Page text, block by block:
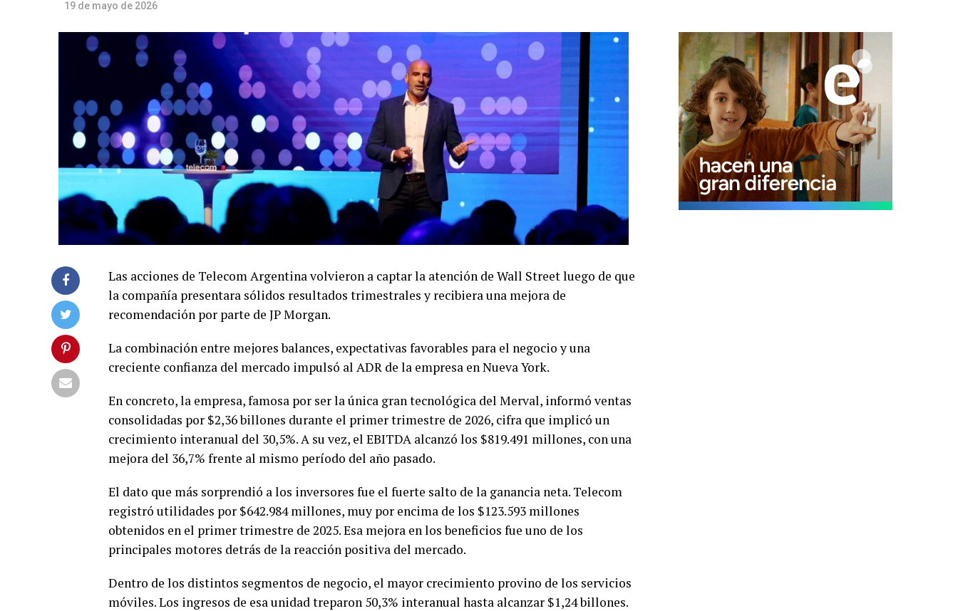
19 de mayo de 2026
Las acciones de Telecom Argentina volvieron a captar la atención de Wall Street luego de que
la compañía presentara sólidos resultados trimestrales y recibiera una mejora de
recomendación por parte de JP Morgan.
La combinación entre mejores balances, expectativas favorables para el negocio y una
creciente confianza del mercado impulsó al ADR de la empresa en Nueva York.
En concreto, la empresa, famosa por ser la única gran tecnológica del Merval, informó ventas
consolidadas por $2,36 billones durante el primer trimestre de 2026, cifra que implicó un
crecimiento interanual del 30,5%. A su vez, el EBITDA alcanzó los $819.491 millones, con una
mejora del 36,7% frente al mismo período del año pasado.
El dato que más sorprendió a los inversores fue el fuerte salto de la ganancia neta. Telecom
registró utilidades por $642.984 millones, muy por encima de los $123.593 millones
obtenidos en el primer trimestre de 2025. Esa mejora en los beneficios fue uno de los
principales motores detrás de la reacción positiva del mercado.
Dentro de los distintos segmentos de negocio, el mayor crecimiento provino de los servicios
móviles. Los ingresos de esa unidad treparon 50,3% interanual hasta alcanzar $1,24 billones.